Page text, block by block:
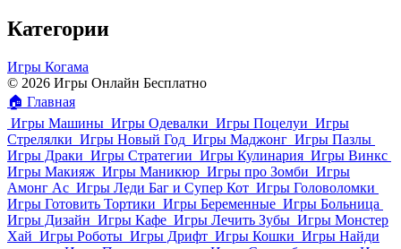
Категории
Игры Когама
© 2026 Игры Онлайн Бесплатно
🏠 Главная
Игры Машины Игры Одевалки Игры Поцелуи Игры
Стрелялки Игры Новый Год Игры Маджонг Игры Пазлы
Игры Драки Игры Стратегии Игры Кулинария Игры Винкс
Игры Макияж Игры Маникюр Игры про Зомби Игры
Амонг Ас Игры Леди Баг и Супер Кот Игры Головоломки
Игры Готовить Тортики Игры Беременные Игры Больница
Игры Дизайн Игры Кафе Игры Лечить Зубы Игры Монстер
Хай Игры Роботы Игры Дрифт Игры Кошки Игры Найди